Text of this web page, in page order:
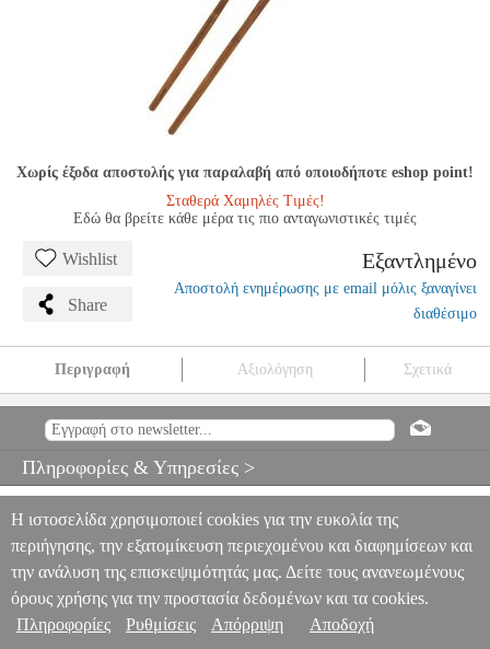
Χωρίς έξοδα αποστολής για παραλαβή από οποιοδήποτε eshop point!
Σταθερά Χαμηλές Τιμές!
Εδώ θα βρείτε κάθε μέρα τις πιο ανταγωνιστικές τιμές
Wishlist
Share
Εξαντλημένο
Αποστολή ενημέρωσης με email μόλις ξαναγίνει
διαθέσιμο
Περιγραφή Αξιολόγηση Σχετικά
MSC.303236 PLAYWOOD
ΑΞΕΣΟΥΑΡ
0
Πληροφορίες & Υπηρεσίες >
Η ιστοσελίδα χρησιμοποιεί cookies για την ευκολία της
περιήγησης, την εξατομίκευση περιεχομένου και διαφημίσεων και
την ανάλυση της επισκεψιμότητάς μας. Δείτε τους ανανεωμένους
όρους χρήσης για την προστασία δεδομένων και τα cookies.
Πληροφορίες
Ρυθμίσεις Απόρριψη Αποδοχή